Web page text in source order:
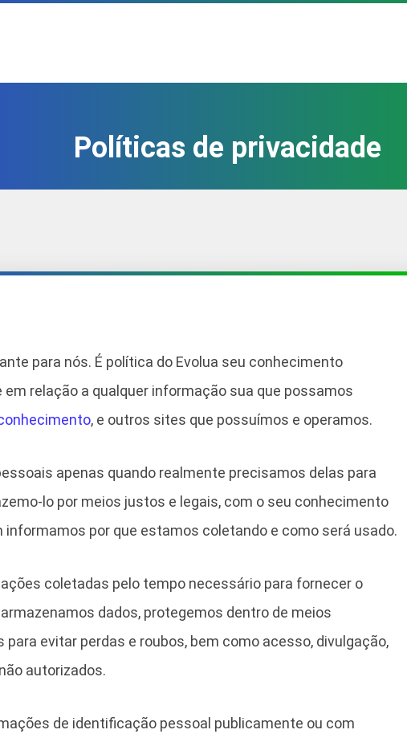
Políticas de privacidade
para nós. É política do Evolua seu conhecimento
relação a qualquer informação sua que possamos
, e outros sites que possuímos e operamos.
apenas quando realmente precisamos delas para
lo por meios justos e legais, com o seu conhecimento
por que estamos coletando e como será usado.
coletadas pelo tempo necessário para fornecer o
dados, protegemos dentro de meios
evitar perdas e roubos, bem como acesso, divulgação,
autorizados.
de identificação pessoal publicamente ou com